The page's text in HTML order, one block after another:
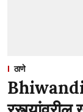
ठाणे
Bhiwandi :